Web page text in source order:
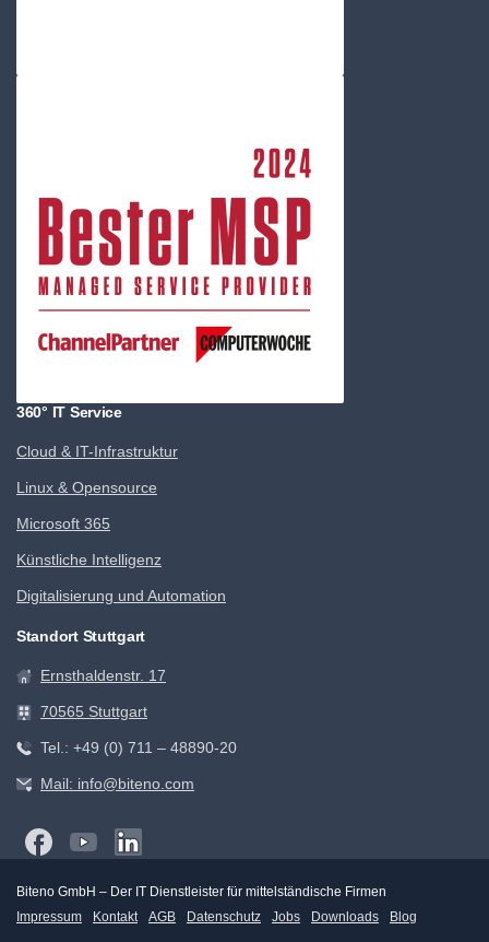
360° IT Service
Cloud & IT-Infrastruktur
Linux & Opensource
Microsoft 365
Künstliche Intelligenz
Digitalisierung und Automation
Standort Stuttgart
Ernsthaldenstr. 17
70565 Stuttgart
Tel.: +49 (0) 711 – 48890-20
Mail: info@biteno.com
Biteno GmbH – Der IT Dienstleister für mittelständische Firmen
Impressum
Kontakt AGB Datenschutz Jobs Downloads Blog